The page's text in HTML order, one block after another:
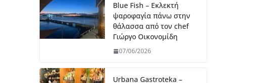
Blue Fish – Εκλεκτή
ψαροφαγία πάνω στην
θάλασσα από τον chef
Γιώργο Οικονομίδη
07/06/2026
Urbana Gastroteka –